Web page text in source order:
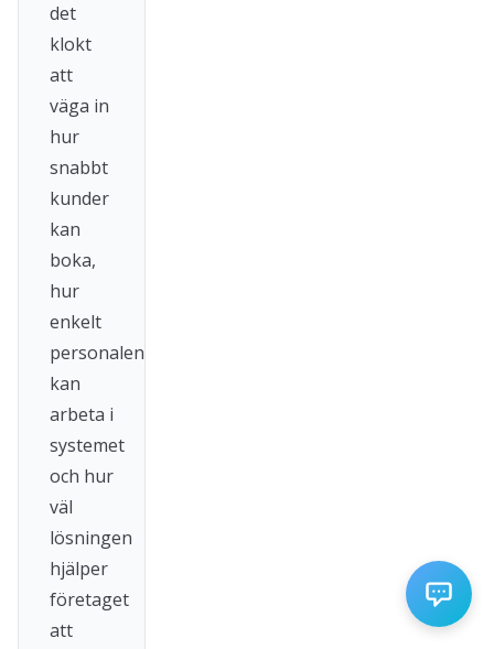
det
klokt
att
väga in
hur
snabbt
kunder
kan
boka,
hur
enkelt
personalen
kan
arbeta i
systemet
och hur
väl
lösningen
hjälper
företaget
att